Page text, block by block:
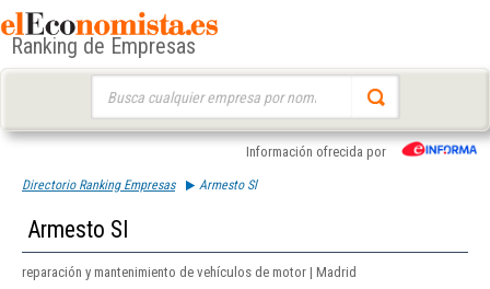
Ranking de Empresas
Información ofrecida por
Directorio Ranking Empresas Armesto Sl
Armesto Sl
reparación y mantenimiento de vehículos de motor | Madrid